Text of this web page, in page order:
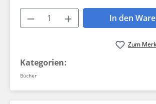
Produkt Anzahl: Gib
In den
Zum
Kategorien:
Bücher